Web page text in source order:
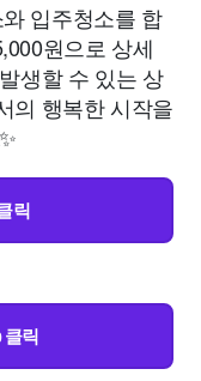
입주청소를 합
원으로 상세
생할 수 있는 상
의 행복한 시작을
릭
릭